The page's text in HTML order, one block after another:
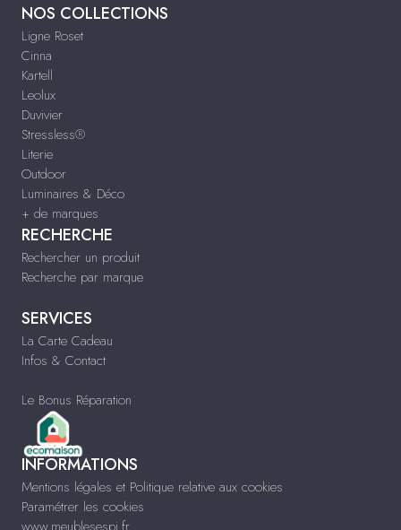
NOS COLLECTIONS
Ligne Roset
Cinna
Kartell
Leolux
Duvivier
Stressless®
Literie
Outdoor
Luminaires & Déco
+ de marques
RECHERCHE
Rechercher un produit
Recherche par marque
SERVICES
La Carte Cadeau
Infos & Contact
Le Bonus Réparation
INFORMATIONS
Mentions légales et Politique relative aux cookies
Paramétrer les cookies